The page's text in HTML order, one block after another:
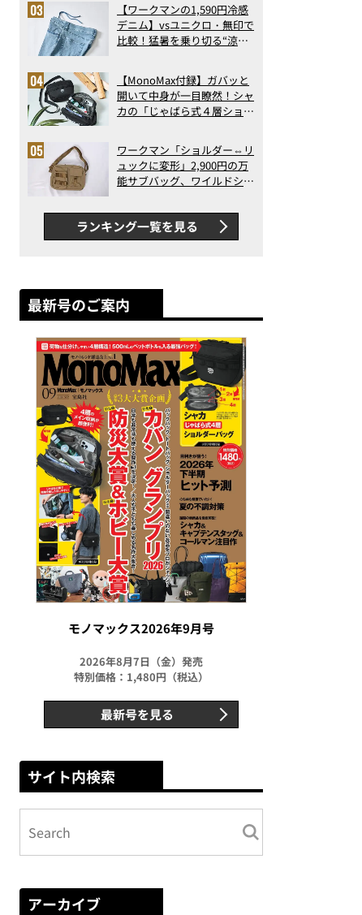
アの実力
【ワークマンの1,590円冷感
デニム】vsユニクロ・無印で
比較！猛暑を乗り切る“涼感
で決定版
【MonoMax付録】ガバッと
開いて中身が一目瞭然！シャ
カの「じゃばら式４層ショル
った！
ワークマン「ショルダー⇔リ
ュックに変形」2,900円の万
能サブバッグ、ワイルドシン
録…ほか【休日バッグの人気
記事ランキングベスト3】
（2026年6月版）
ランキング一覧を見る
最新号のご案内
モノマックス2026年9月号
2026年8月7日（金）発売
特別価格：1,480円（税込）
最新号を見る
サイト内検索
アーカイブ